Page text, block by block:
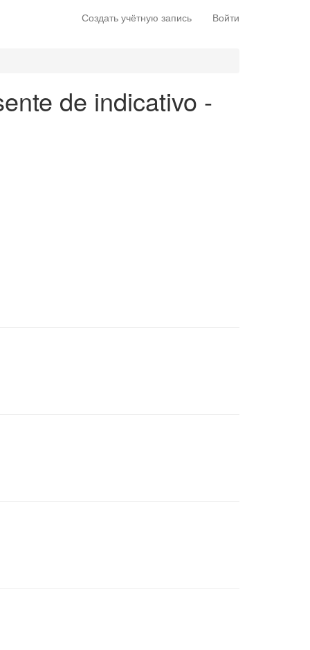
Создать учётную запись Войти
de indicativo -